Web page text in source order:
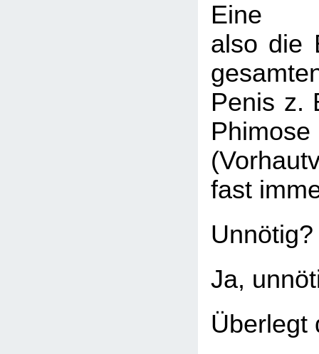
Eine
also die
Penis z.
Phimose
fast
Unnötig?
Ja,
Überlegt